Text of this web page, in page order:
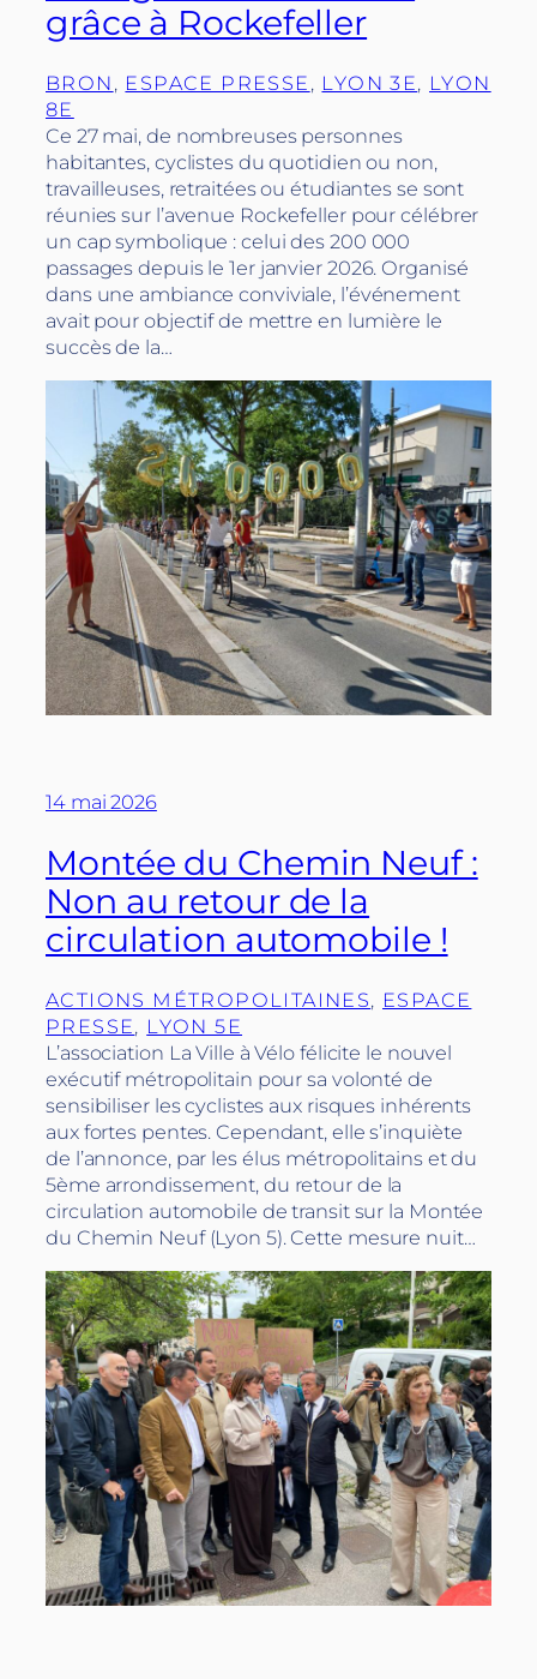
grâce à Rockefeller
BRON , ESPACE PRESSE , LYON 3E, LYON
8E
Ce 27 mai, de nombreuses personnes
habitantes, cyclistes du quotidien ou non,
travailleuses, retraitées ou étudiantes se sont
réunies sur l’avenue Rockefeller pour célébrer
un cap symbolique : celui des 200 000
passages depuis le 1er janvier 2026. Organisé
dans une ambiance conviviale, l’événement
avait pour objectif de mettre en lumière le
succès de la…
14 mai 2026
Montée du Chemin Neuf :
Non au retour de la
circulation automobile !
ACTIONS MÉTROPOLITAINES, ESPACE
PRESSE, LYON 5E
L’association La Ville à Vélo félicite le nouvel
exécutif métropolitain pour sa volonté de
sensibiliser les cyclistes aux risques inhérents
aux fortes pentes. Cependant, elle s’inquiète
de l’annonce, par les élus métropolitains et du
5ème arrondissement, du retour de la
circulation automobile de transit sur la Montée
du Chemin Neuf (Lyon 5). Cette mesure nuit…